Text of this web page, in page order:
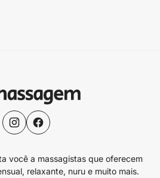
você a massagistas que oferecem
relaxante, nuru e muito mais.